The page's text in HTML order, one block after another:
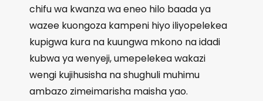
chifu wa kwanza wa eneo hilo baada ya
wazee kuongoza kampeni hiyo iliyopelekea
kupigwa kura na kuungwa mkono na idadi
kubwa ya wenyeji, umepelekea wakazi
wengi kujihusisha na shughuli muhimu
ambazo zimeimarisha maisha yao.